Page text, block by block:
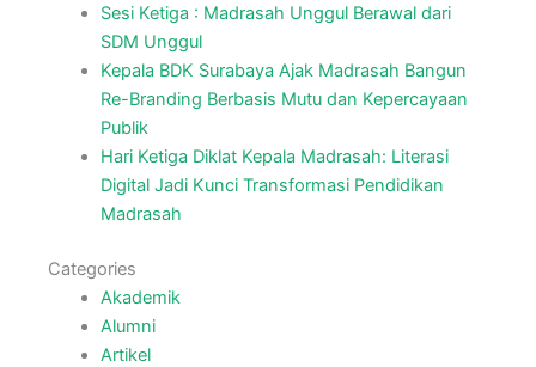
Sesi Ketiga : Madrasah Unggul Berawal dari
SDM Unggul
Kepala BDK Surabaya Ajak Madrasah Bangun
Re-Branding Berbasis Mutu dan Kepercayaan
Publik
Hari Ketiga Diklat Kepala Madrasah: Literasi
Digital Jadi Kunci Transformasi Pendidikan
Madrasah
Categories
Akademik
Alumni
Artikel